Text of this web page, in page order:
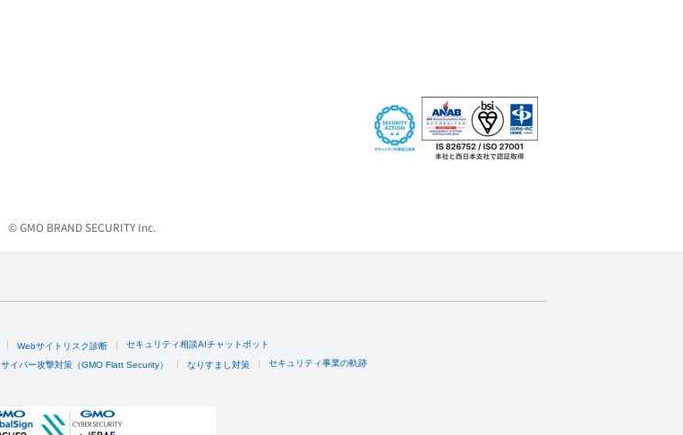
© GMO BRAND SECURITY Inc.
Webサイトリスク診断 セキュリティ相談AIチャットボット
サイバー攻撃対策（GMO Flatt Security） なりすまし対策 セキュリティ事業の軌跡